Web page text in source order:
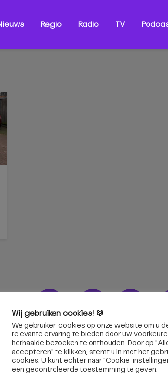
Regio Radio TV
Tilburg niet alleen hier,
via social media!
Radio &
Kijk tv
Wij gebruiken cookies! 🍪
We gebruiken cookies op onze website om u
relevante ervaring te bieden door uw
herhaalde bezoeken te onthouden. Door op
accepteren" te klikken, stemt u in met het
cookies. U kunt echter naar "Cookie-
een ​​gecontroleerde toestemming te geven.